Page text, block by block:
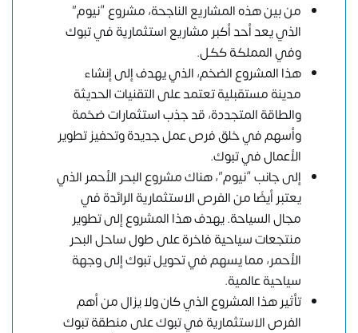
من بين هذه المشاريع الناجحة، مشروع “نيوم”
الذي يعد أحد أكبر مشاريع استثمارية في تبوك
وفي المملكة ككل.
هذا المشروع الضخم، الذي يهدف إلى إنشاء
مدينة مستقبلية تعتمد على التقنيات الحديثة
والطاقة المتجددة، قد جذب استثمارات ضخمة
وأسهم في خلق فرص عمل جديدة وتحفيز تطوير
الأعمال في تبوك.
إلى جانب “نيوم”، هناك مشروع البحر الأحمر الذي
يعتبر أيضًا من الفرص الاستثمارية الرائدة في
مجال السياحة. يهدف هذا المشروع إلى تطوير
منتجعات سياحية فاخرة على طول ساحل البحر
الأحمر، مما يسهم في تحويل تبوك إلى وجهة
سياحية عالمية.
تأثير هذا المشروع الذي كان ولا يزال من أهم
الفرص الاستثمارية في تبوك على منطقة تبوك